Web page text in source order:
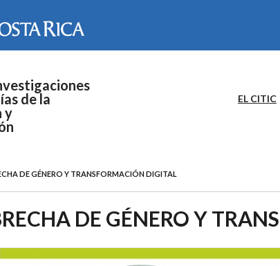
de la
y
EL CITIC
DE GÉNERO Y TRANSFORMACIÓN DIGITAL
DE GÉNERO Y